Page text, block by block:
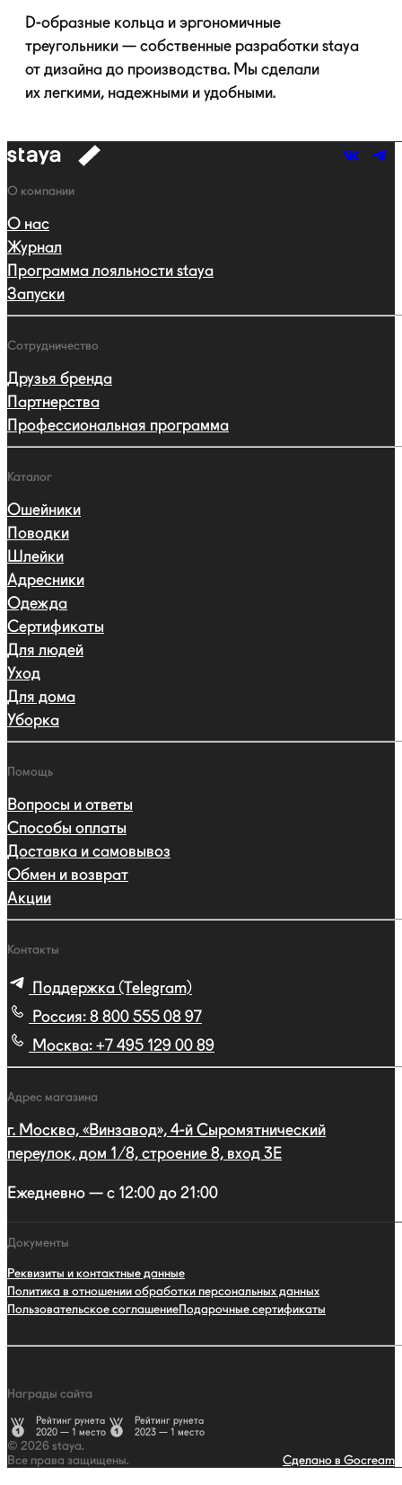
D-образные кольца и эргономичные
треугольники — собственные разработки staya
от дизайна до производства. Мы сделали
их легкими, надежными и удобными.
к
Навигация
О компании
О нас
Журнал
Программа лояльности staya
Запуски
Сотрудничество
Друзья бренда
Партнерства
Профессиональная программа
Каталог
Ошейники
Поводки
Шлейки
Адресники
Одежда
Сертификаты
Для людей
Уход
Для дома
Уборка
Помощь
Вопросы и ответы
Способы оплаты
Доставка и самовывоз
Обмен и возврат
Акции
Контакты
Поддержка (Telegram)
Россия: 8 800 555 08 97
Москва: +7 495 129 00 89
Адрес магазина
г. Москва, «Винзавод», 4-й Сыромятнический
переулок, дом 1/8, строение 8, вход 3E
Ежедневно — с 12:00 до 21:00
Документы
Реквизиты и контактные данные
Политика в отношении обработки персональных данных
Пользовательское соглашениеПодарочные сертификаты
Награды сайта
Рейтинг рунета
2020 — 1 место
Рейтинг рунета
2023 — 1 место
© 2026 staya.
Все права защищены.
Сделано в Gocream